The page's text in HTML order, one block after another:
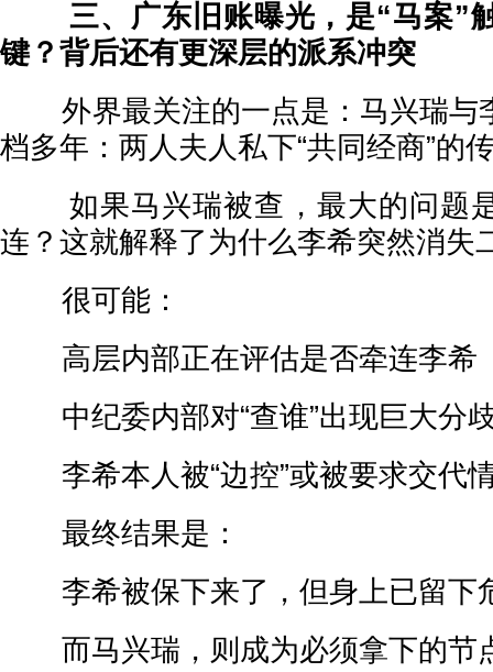
三、广东旧账曝光，是“马案”
键？背后还有更深层的派系冲突
外界最关注的一点是：马兴瑞与
档多年：两人夫人私下“共同经商”的
如果马兴瑞被查，最大的问题
连？这就解释了为什么李希突然消失
很可能：
高层内部正在评估是否牵连李希
中纪委内部对“查谁”出现巨大分
李希本人被“边控”或被要求交代
最终结果是：
李希被保下来了，但身上已留下
而马兴瑞，则成为必须拿下的节